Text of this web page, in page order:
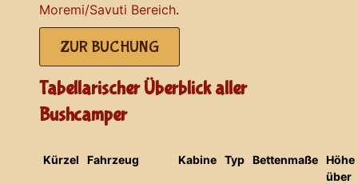
Moremi/Savuti Bereich.
ZUR BUCHUNG
Tabellarischer Überblick aller
Bushcamper
Kürzel Fahrzeug Kabine Typ Bettenmaße Höhe
über